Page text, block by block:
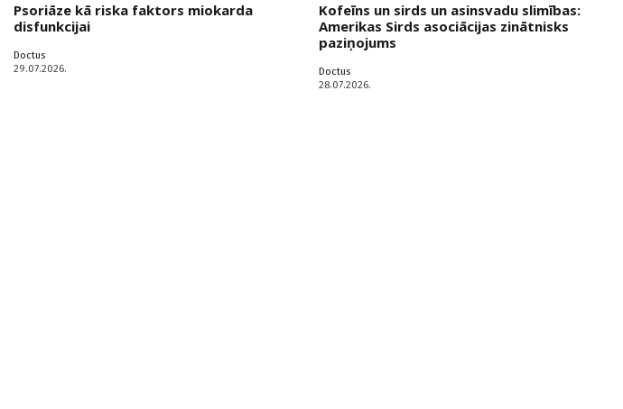
Psoriāze kā riska faktors miokarda
disfunkcijai
Doctus
29.07.2026.
Kofeīns un sirds un asinsvadu slimības:
Amerikas Sirds asociācijas zinātnisks
paziņojums
Doctus
28.07.2026.